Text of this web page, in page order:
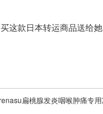
这款日本转运商品送给她
扁桃腺发炎咽喉肿痛专